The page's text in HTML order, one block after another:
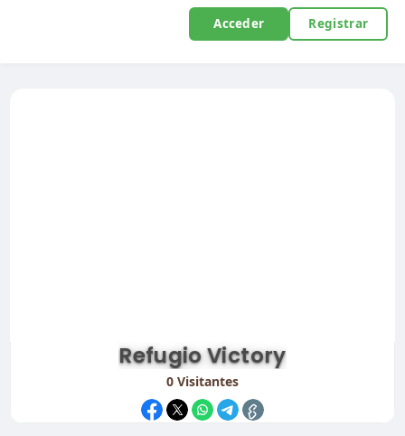
Acceder Registrar
Refugio Victory
0Visitantes